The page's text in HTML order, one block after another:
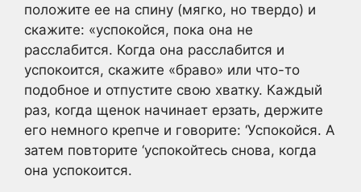
положите ее на спину (мягко, но твердо) и
скажите: «успокойся, пока она не
расслабится. Когда она расслабится и
успокоится, скажите «браво» или что-то
подобное и отпустите свою хватку. Каждый
раз, когда щенок начинает ерзать, держите
его немного крепче и говорите: ‘Успокойся. А
затем повторите ‘успокойтесь снова, когда
она успокоится.